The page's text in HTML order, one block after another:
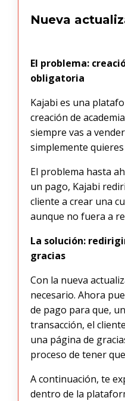
Nueva
El problema:
obligatoria
Kajabi es una
creación de
siempre vas a
simplemente
El problema hasta
un pago, Kajabi
cliente a crear una
aunque no fuera a
La solución:
gracias
Con la nueva
necesario. Ahora
de pago para que,
transacción, el
una página de
proceso de tener
A continuación, te
dentro de la